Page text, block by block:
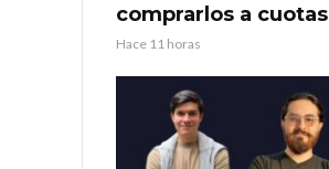
comprarlos a cuotas
Hace 11 horas